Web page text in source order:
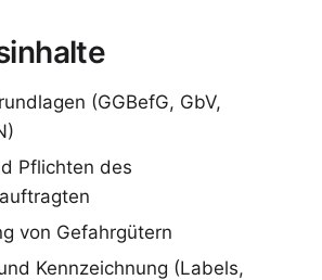
(GGBefG, GbV,
Pflichten des
von Gefahrgütern
Kennzeichnung (Labels,